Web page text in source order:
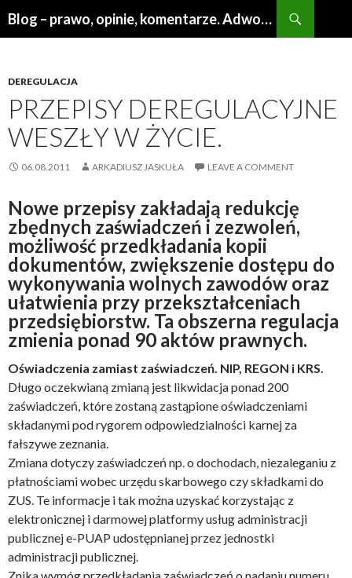
Blog – prawo, opinie, komentarze. Adwokat Poznań
DEREGULACJA
PRZEPISY DEREGULACYJNE
WESZŁY W ŻYCIE.
06.08.2011 ARKADIUSZ JASKUŁA LEAVE A COMMENT
Nowe przepisy zakładają redukcję
zbędnych zaświadczeń i zezwoleń,
możliwość przedkładania kopii
dokumentów, zwiększenie dostępu do
wykonywania wolnych zawodów oraz
ułatwienia przy przekształceniach
przedsiębiorstw. Ta obszerna regulacja
zmienia ponad 90 aktów prawnych.
Oświadczenia zamiast zaświadczeń. NIP, REGON i KRS.
Długo oczekwianą zmianą jest likwidacja ponad 200
zaświadczeń, które zostaną zastąpione oświadczeniami
składanymi pod rygorem odpowiedzialności karnej za
fałszywe zeznania.
Zmiana dotyczy zaświadczeń np. o dochodach, niezaleganiu z
płatnościami wobec urzędu skarbowego czy składkami do
ZUS. Te informacje i tak można uzyskać korzystając z
elektronicznej i darmowej platformy usług administracji
publicznej e-PUAP udostępnianej przez jednostki
administracji publicznej.